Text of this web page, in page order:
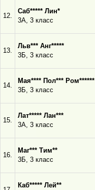
12.
Саб***** Лин*
3А, 3 класс
13.
Льв*** Анг*****
3Б, 3 класс
14.
Мая**** Пол*** Ром******
3Б, 3 класс
15.
Лат***** Лан***
3А, 3 класс
16.
Маг*** Тим**
3Б, 3 класс
Каб***** Лей**